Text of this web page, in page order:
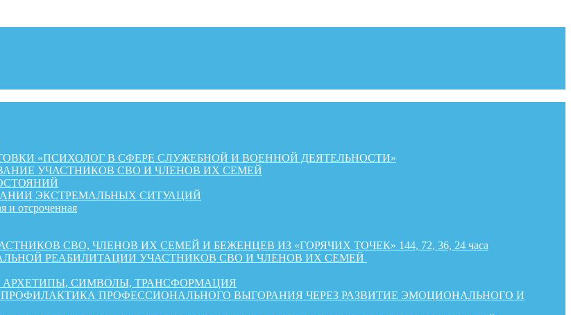
«ПСИХОЛОГ В СФЕРЕ СЛУЖЕБНОЙ И ВОЕННОЙ ДЕЯТЕЛЬНОСТИ»
УЧАСТНИКОВ СВО И ЧЛЕНОВ ИХ СЕМЕЙ
ЭКСТРЕМАЛЬНЫХ СИТУАЦИЙ
и отсроченная
СВО, ЧЛЕНОВ ИХ СЕМЕЙ И БЕЖЕНЦЕВ ИЗ «ГОРЯЧИХ ТОЧЕК» 144, 72, 36, 24 часа
РЕАБИЛИТАЦИИ УЧАСТНИКОВ СВО И ЧЛЕНОВ ИХ СЕМЕЙ
СИМВОЛЫ, ТРАНСФОРМАЦИЯ
ПРОФЕССИОНАЛЬНОГО ВЫГОРАНИЯ ЧЕРЕЗ РАЗВИТИЕ ЭМОЦИОНАЛЬНОГО И